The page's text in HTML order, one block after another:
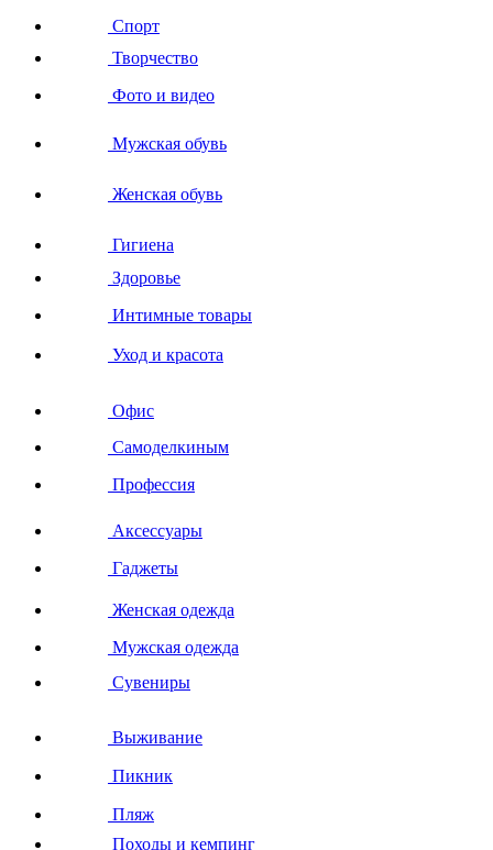
Спорт
Творчество
Фото и видео
Мужская обувь
Женская обувь
Гигиена
Здоровье
Интимные товары
Уход и красота
Офис
Самоделкиным
Профессия
Аксессуары
Гаджеты
Женская одежда
Мужская одежда
Сувениры
Выживание
Пикник
Пляж
Походы и кемпинг